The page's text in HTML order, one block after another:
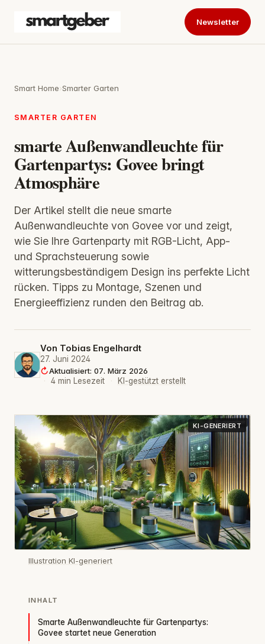
Newsletter
Smart Home›Smarter Garten
SMARTER GARTEN
smarte Außenwandleuchte für
Gartenpartys: Govee bringt
Atmosphäre
Der Artikel stellt die neue smarte
Außenwandleuchte von Govee vor und zeigt,
wie Sie Ihre Gartenparty mit RGB-Licht, App-
und Sprachsteuerung sowie
witterungsbeständigem Design ins perfekte Licht
rücken. Tipps zu Montage, Szenen und
Energieeffizienz runden den Beitrag ab.
Von Tobias Engelhardt
27. Juni 2024
Aktualisiert: 07. März 2026
·
4 min Lesezeit · KI-gestützt erstellt
KI-GENERIERT
Illustration KI-generiert
INHALT
Smarte Außenwandleuchte für Gartenpartys:
Govee startet neue Generation